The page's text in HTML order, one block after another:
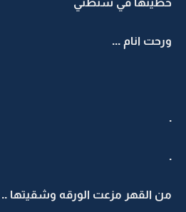
حطيتها في شنطتي
ورحت انام ...
.
.
من القهر مزعت الورقه وشقيتها